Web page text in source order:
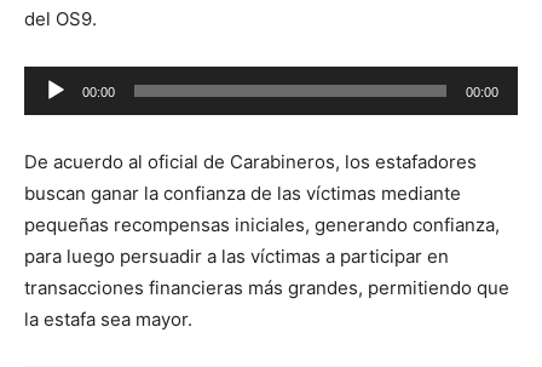
del OS9.
Reproductor
de
00:00 00:00
De acuerdo al oficial de Carabineros, los estafadores
buscan ganar la confianza de las víctimas mediante
pequeñas recompensas iniciales, generando confianza,
para luego persuadir a las víctimas a participar en
transacciones financieras más grandes, permitiendo que
la estafa sea mayor.